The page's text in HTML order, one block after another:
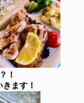
！
ます！